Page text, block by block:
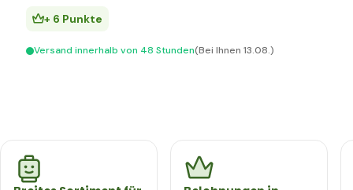
+ 6 Punkte
Versand innerhalb von 48 Stunden(Bei Ihnen 13.08.)